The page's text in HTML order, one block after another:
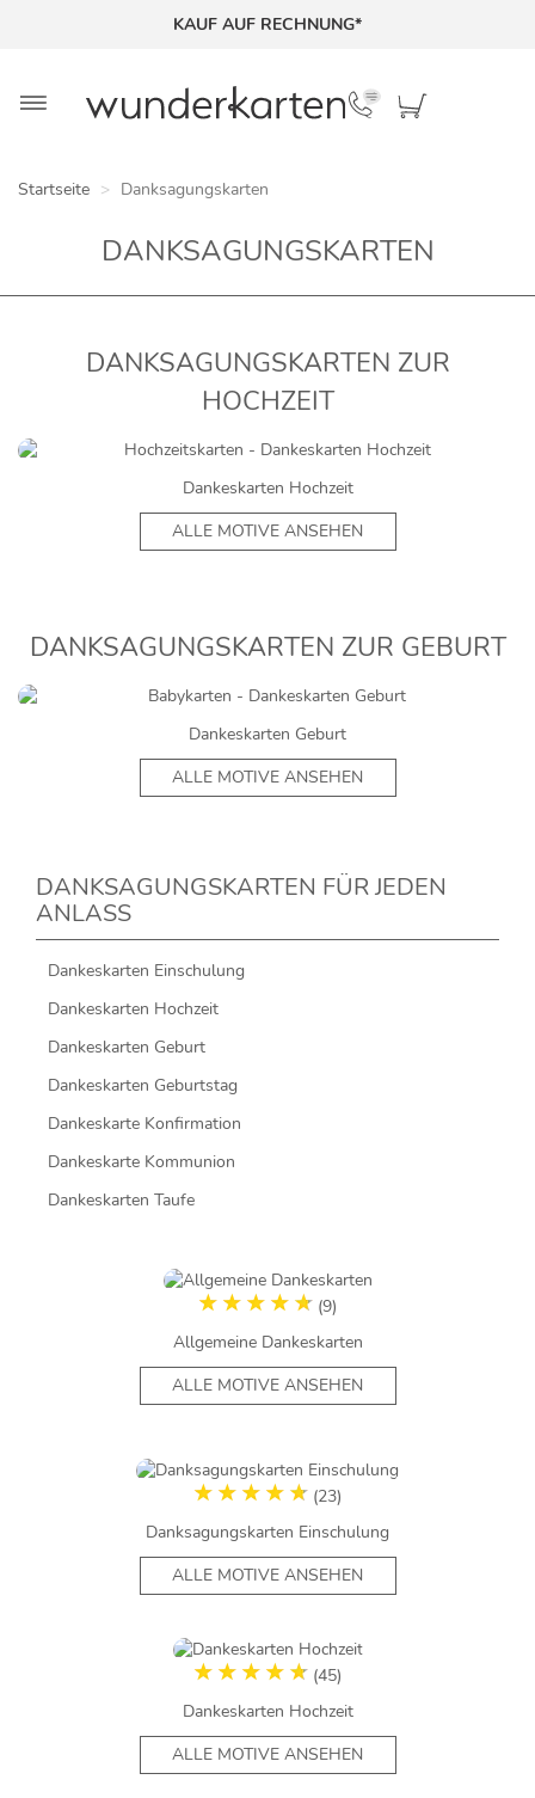
KAUF AUF RECHNUNG*
Startseite Danksagungskarten
DANKSAGUNGSKARTEN
DANKSAGUNGSKARTEN ZUR
HOCHZEIT
Dankeskarten Hochzeit
ALLE MOTIVE ANSEHEN
DANKSAGUNGSKARTEN ZUR GEBURT
Dankeskarten Geburt
ALLE MOTIVE ANSEHEN
DANKSAGUNGSKARTEN FÜR JEDEN
ANLASS
Dankeskarten Einschulung
Dankeskarten Hochzeit
Dankeskarten Geburt
Dankeskarten Geburtstag
Dankeskarte Konfirmation
Dankeskarte Kommunion
Dankeskarten Taufe
(9)
Allgemeine Dankeskarten
ALLE MOTIVE ANSEHEN
(23)
Danksagungskarten Einschulung
ALLE MOTIVE ANSEHEN
(45)
Dankeskarten Hochzeit
ALLE MOTIVE ANSEHEN